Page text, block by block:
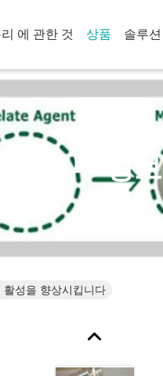
에 관한 것 상품 솔루션
세부 정보
성을 향상시킵니다